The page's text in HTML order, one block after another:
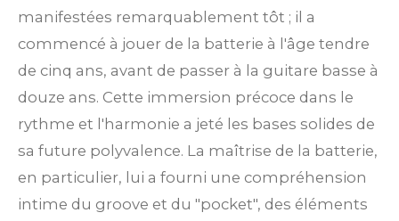
manifestées remarquablement tôt ; il a
commencé à jouer de la batterie à l'âge tendre
de cinq ans, avant de passer à la guitare basse à
douze ans. Cette immersion précoce dans le
rythme et l'harmonie a jeté les bases solides de
sa future polyvalence. La maîtrise de la batterie,
en particulier, lui a fourni une compréhension
intime du groove et du "pocket", des éléments